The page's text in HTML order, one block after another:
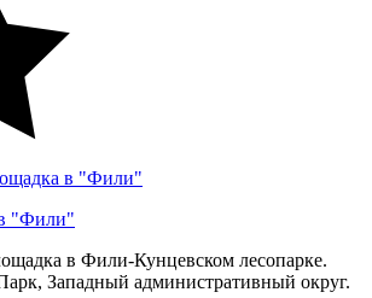
в "Фили"
в Фили-Кунцевском лесопарке.
Западный административный округ.